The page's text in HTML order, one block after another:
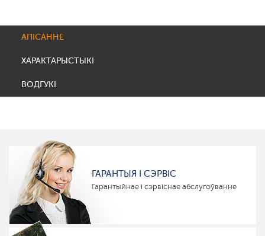
АПІСАННЕ
ХАРАКТАРЫСТЫКІ
ВОДГУКІ
ГАРАНТЫЯ І СЭРВІС
Гарантыйнае і сэрвіснае абслугоўванне